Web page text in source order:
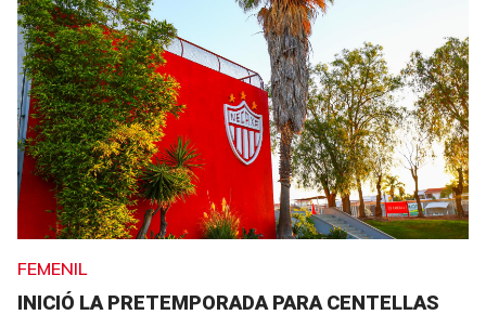
FEMENIL
INICIÓ LA PRETEMPORADA PARA CENTELLAS